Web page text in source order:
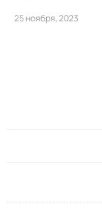
25 ноября, 2023